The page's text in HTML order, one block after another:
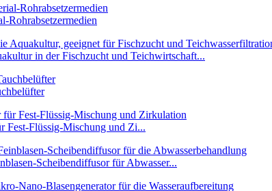
Rohrabsetzermedien
in der Fischzucht und Teichwirtschaft...
Fest-Flüssig-Mischung und Zi...
Scheibendiffusor für Abwasser...